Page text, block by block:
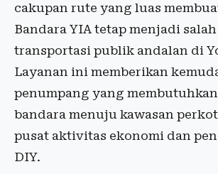
cakupan rute yang luas
Bandara YIA tetap menjadi
transportasi publik andalan di
Layanan ini memberikan
penumpang yang
bandara menuju kawasan
pusat aktivitas ekonomi dan
DIY.